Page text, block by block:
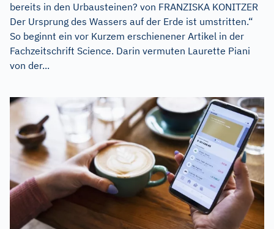
bereits in den Urbausteinen? von FRANZISKA KONITZER
Der Ursprung des Wassers auf der Erde ist umstritten.“
So beginnt ein vor Kurzem erschienener Artikel in der
Fachzeitschrift Science. Darin vermuten Laurette Piani
von der...